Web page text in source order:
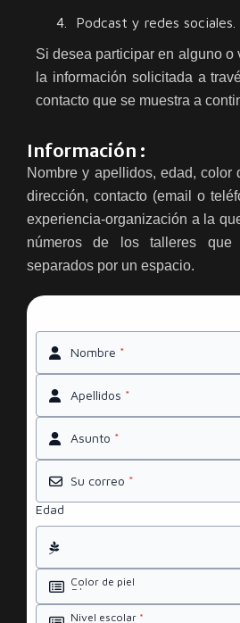
Podcast y redes sociales.
Si desea participar en alguno o
la información solicitada a
contacto que se muestra a
Información :
Nombre y apellidos, edad, color
dirección, contacto (email o
experiencia-organización a la
números de los talleres
separados por un espacio.
Nombre *
Apellidos *
Asunto *
Su correo *
Edad
Color de piel
Nivel escolar *